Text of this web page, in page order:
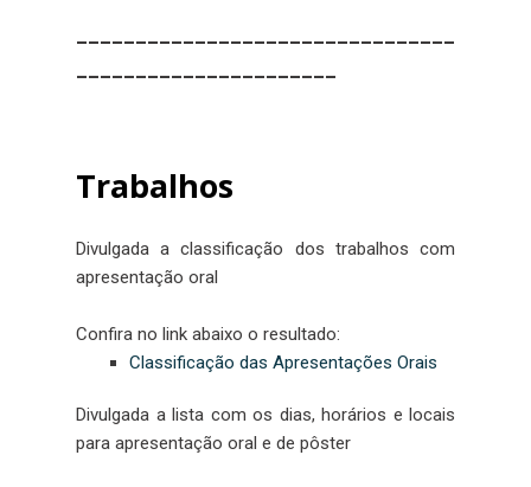
Trabalhos
Divulgada a classificação dos trabalhos com
apresentação oral
Confira no link abaixo o resultado:
Classificação das Apresentações Orais
Divulgada a lista com os dias, horários e locais
para apresentação oral e de pôster